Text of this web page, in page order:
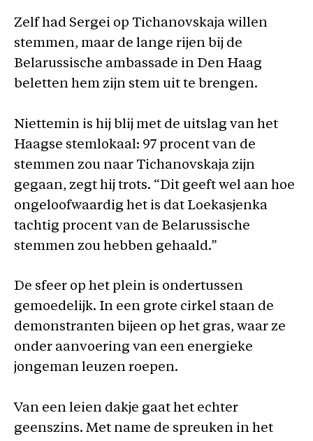
Zelf had Sergei op Tichanovskaja willen
stemmen, maar de lange rijen bij de
Belarussische ambassade in Den Haag
beletten hem zijn stem uit te brengen.
Niettemin is hij blij met de uitslag van het
Haagse stemlokaal: 97 procent van de
stemmen zou naar Tichanovskaja zijn
gegaan, zegt hij trots. “Dit geeft wel aan hoe
ongeloofwaardig het is dat Loekasjenka
tachtig procent van de Belarussische
stemmen zou hebben gehaald.”
De sfeer op het plein is ondertussen
gemoedelijk. In een grote cirkel staan de
demonstranten bijeen op het gras, waar ze
onder aanvoering van een energieke
jongeman leuzen roepen.
Van een leien dakje gaat het echter
geenszins. Met name de spreuken in het